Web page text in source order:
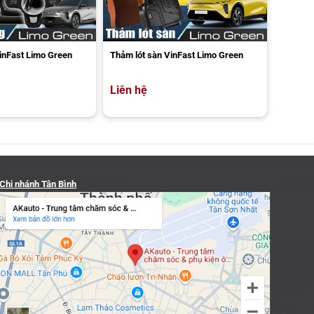
Limo Green Thảm lót sàn VinFast Limo Green
Liên hệ
Chi nhánh Tân Bình